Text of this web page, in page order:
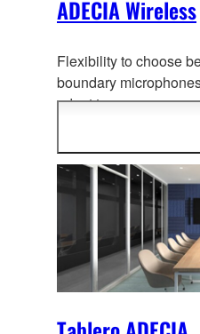
ADECIA Wireless
Flexibility to choose
boundary
adapt to your use-
comfortable
layout change.